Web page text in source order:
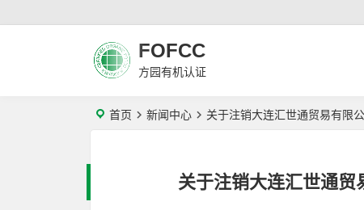
FOFCC
方园有机认证
首页 新闻中心 关于注销大连汇世通贸易有限
关于注销大连汇世通